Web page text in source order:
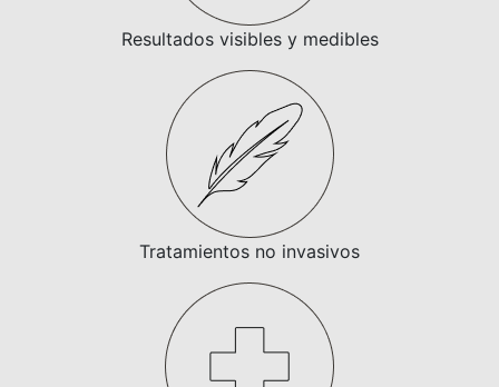
Resultados visibles y medibles
Tratamientos no invasivos